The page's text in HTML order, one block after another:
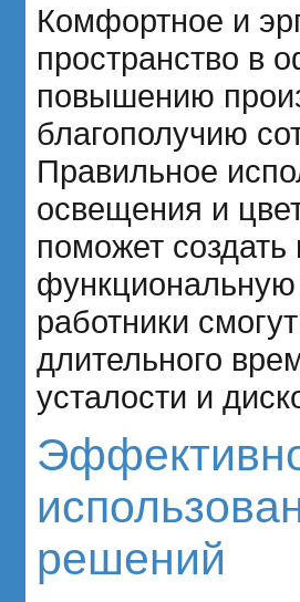
Комфортное и
пространство в
повышению
благополучию
Правильное
освещения и
поможет
функциональную
работники
длительного
усталости и
решений